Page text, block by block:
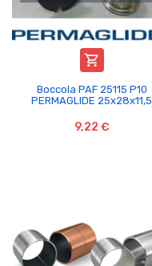

Boccola PAF 25115 P10
PERMAGLIDE 25x28x11,5
9,22 €